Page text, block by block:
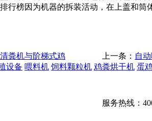
行榜因为机器的拆装活动，在上盖和筒
粪机与阶梯式鸡 上一条： 自
设备 喂料机 饲料颗粒机 鸡粪烘干机 蛋
服务热线：